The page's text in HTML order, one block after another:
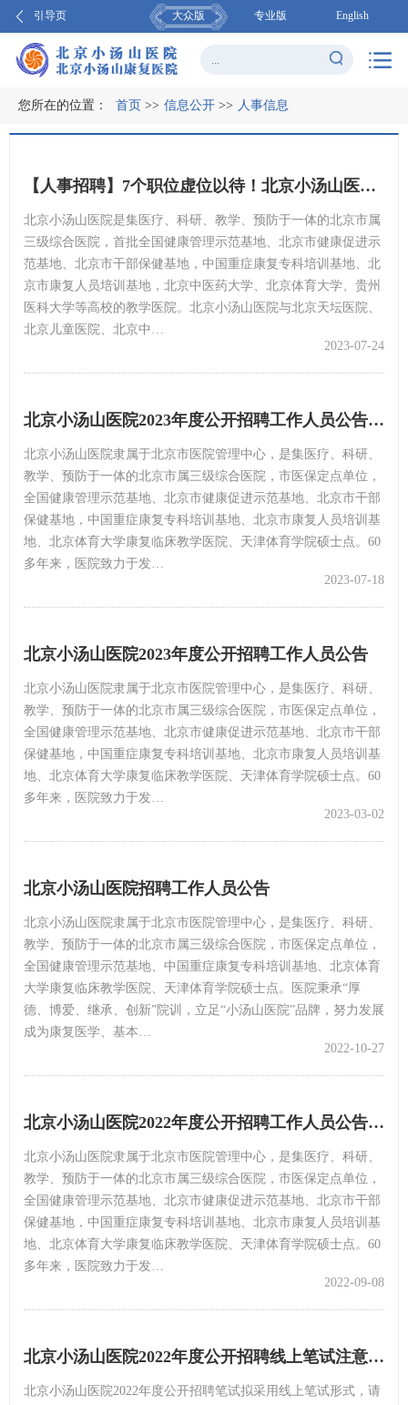
引导页 大众版 专业版 English
您所在的位置： 首页 >> 信息公开 >> 人事信息
【人事招聘】7个职位虚位以待！北京小汤山医院公开招聘学科带头人
2023-07-24
北京小汤山医院是集医疗、科研、教学、预防于一体的北京市属
三级综合医院，首批全国健康管理示范基地、北京市健康促进示
范基地、北京市干部保健基地，中国重症康复专科培训基地、北
京市康复人员培训基地，北京中医药大学、北京体育大学、贵州
医科大学等高校的教学医院。北京小汤山医院与北京天坛医院、
北京儿童医院、北京中…
北京小汤山医院2023年度公开招聘工作人员公告（第二批）
2023-07-18
北京小汤山医院隶属于北京市医院管理中心，是集医疗、科研、
教学、预防于一体的北京市属三级综合医院，市医保定点单位，
全国健康管理示范基地、北京市健康促进示范基地、北京市干部
保健基地，中国重症康复专科培训基地、北京市康复人员培训基
地、北京体育大学康复临床教学医院、天津体育学院硕士点。60
多年来，医院致力于发…
北京小汤山医院2023年度公开招聘工作人员公告
2023-03-02
北京小汤山医院隶属于北京市医院管理中心，是集医疗、科研、
教学、预防于一体的北京市属三级综合医院，市医保定点单位，
全国健康管理示范基地、北京市健康促进示范基地、北京市干部
保健基地，中国重症康复专科培训基地、北京市康复人员培训基
地、北京体育大学康复临床教学医院、天津体育学院硕士点。60
多年来，医院致力于发…
北京小汤山医院招聘工作人员公告
2022-10-27
北京小汤山医院隶属于北京市医院管理中心，是集医疗、科研、
教学、预防于一体的北京市属三级综合医院，市医保定点单位，
全国健康管理示范基地、中国重症康复专科培训基地、北京体育
大学康复临床教学医院、天津体育学院硕士点。医院秉承“厚
德、博爱、继承、创新”院训，立足“小汤山医院”品牌，努力发展
成为康复医学、基本…
北京小汤山医院2022年度公开招聘工作人员公告（第三批）
2022-09-08
北京小汤山医院隶属于北京市医院管理中心，是集医疗、科研、
教学、预防于一体的北京市属三级综合医院，市医保定点单位，
全国健康管理示范基地、北京市健康促进示范基地、北京市干部
保健基地，中国重症康复专科培训基地、北京市康复人员培训基
地、北京体育大学康复临床教学医院、天津体育学院硕士点。60
多年来，医院致力于发…
北京小汤山医院2022年度公开招聘线上笔试注意事项
北京小汤山医院2022年度公开招聘笔试拟采用线上笔试形式，请